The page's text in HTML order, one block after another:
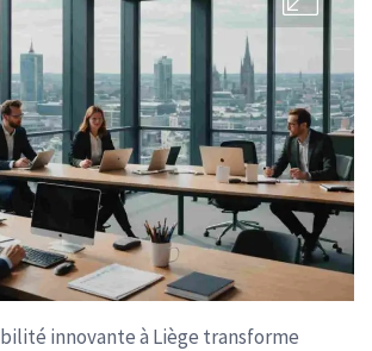
innovante à Liège transforme